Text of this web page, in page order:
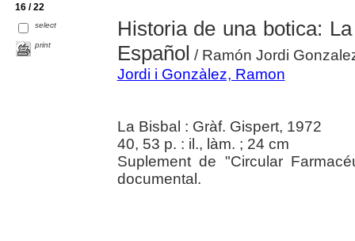
16 / 22
select
print
Historia de una botica:
Español / Ramón Jordi
Jordi i Gonzàlez, Ramon
La Bisbal : Gràf. Gispert, 1972
40, 53 p. : il., làm. ; 24 cm
Suplement de "Circular
documental.